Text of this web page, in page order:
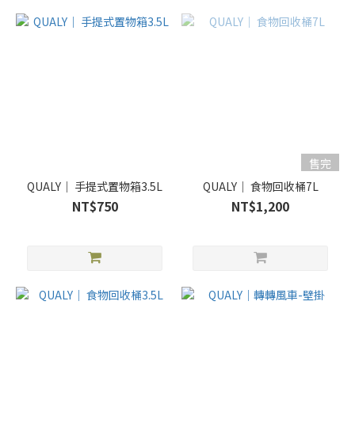
QUALY｜ 手提式置物箱3.5L
NT$750
售完
QUALY｜ 食物回收桶7L
NT$1,200